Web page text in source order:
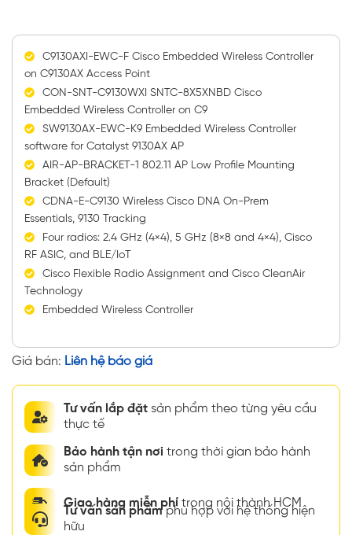
C9130AXI-EWC-F Cisco Embedded Wireless Controller
on C9130AX Access Point
CON-SNT-C9130WXI SNTC-8X5XNBD Cisco
Embedded Wireless Controller on C9
SW9130AX-EWC-K9 Embedded Wireless Controller
software for Catalyst 9130AX AP
AIR-AP-BRACKET-1 802.11 AP Low Profile Mounting
Bracket (Default)
CDNA-E-C9130 Wireless Cisco DNA On-Prem
Essentials, 9130 Tracking
Four radios: 2.4 GHz (4×4), 5 GHz (8×8 and 4×4), Cisco
RF ASIC, and BLE/IoT
Cisco Flexible Radio Assignment and Cisco CleanAir
Technology
Embedded Wireless Controller
Giá bán: Liên hệ báo giá
Tư vấn lắp đặt sản phẩm theo từng yêu cầu
thực tế
Bảo hành tận nơi trong thời gian bảo hành
sản phẩm
Giao hàng miễn phí trong nội thành HCM
Tư vấn sản phẩmphù hợp với hệ thống hiện
hữu